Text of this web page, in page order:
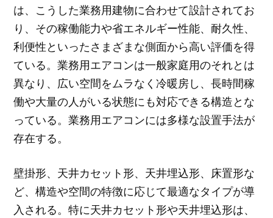
は、こうした業務用建物に合わせて設計されてお
り、その稼働能力や省エネルギー性能、耐久性、
利便性といったさまざまな側面から高い評価を得
ている。業務用エアコンは一般家庭用のそれとは
異なり、広い空間をムラなく冷暖房し、長時間稼
働や大量の人がいる状態にも対応できる構造とな
っている。業務用エアコンには多様な設置手法が
存在する。
壁掛形、天井カセット形、天井埋込形、床置形な
ど、構造や空間の特徴に応じて最適なタイプが導
入される。特に天井カセット形や天井埋込形は、